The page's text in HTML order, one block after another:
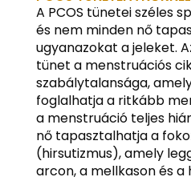
A PCOS tünetei széles
és nem minden nő
ugyanazokat a jeleket.
tünet a menstruációs
szabálytalansága,
foglalhatja a ritkább
a menstruáció teljes
nő tapasztalhatja a
(hirsutizmus), amely
arcon, a mellkason és a